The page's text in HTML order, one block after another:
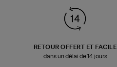
RETOUR OFFERT ET FACILE
dans un délai de 14 jours